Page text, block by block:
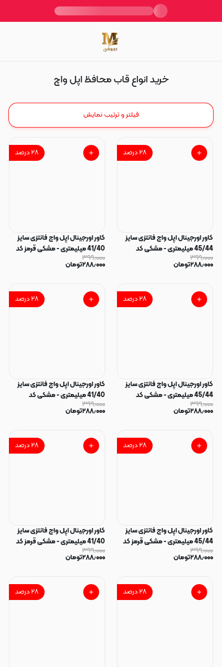
قاب محافظ اپل واچ
خرید انواع قاب محافظ اپل واچ
فیلتر و ترتیب نمایش
۲۸درصد
کاور اورجینال اپل واچ فانتزی سایز
45/44 میلیمتری - مشکی کد
140376
۳۹۹٫۰۰۰
۲۸۸٫۰۰۰تومان
۲۸درصد
کاور اورجینال اپل واچ فانتزی سایز
41/40 میلیمتری - مشکی قرمز کد
140375
۳۹۹٫۰۰۰
۲۸۸٫۰۰۰تومان
۲۸درصد
کاور اورجینال اپل واچ فانتزی سایز
45/44 میلیمتری - مشکی کد
140374
۳۹۹٫۰۰۰
۲۸۸٫۰۰۰تومان
۲۸درصد
کاور اورجینال اپل واچ فانتزی سایز
41/40 میلیمتری - مشکی کد
140373
۳۹۹٫۰۰۰
۲۸۸٫۰۰۰تومان
۲۸درصد
کاور اورجینال اپل واچ فانتزی سایز
45/44 میلیمتری - مشکی قرمز کد
140372
۳۹۹٫۰۰۰
۲۸۸٫۰۰۰تومان
۲۸درصد
کاور اورجینال اپل واچ فانتزی سایز
41/40 میلیمتری - مشکی قرمز کد
140371
۳۹۹٫۰۰۰
۲۸۸٫۰۰۰تومان
۲۸درصد ۲۸درصد